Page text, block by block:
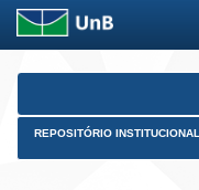
Skip
REPOSITÓRIO